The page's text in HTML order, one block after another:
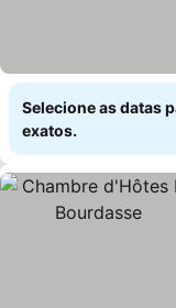
Selecione as datas
exatos.